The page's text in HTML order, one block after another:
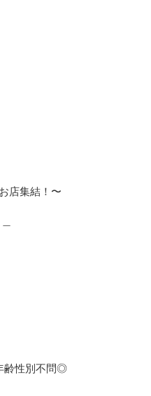
店集結！〜
齢性別不問◎